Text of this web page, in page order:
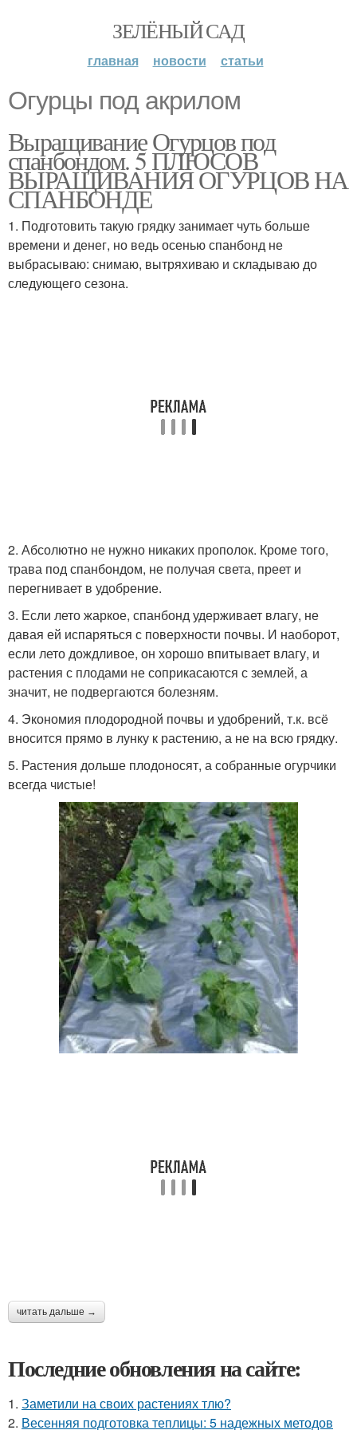
ЗЕЛЁНЫЙ САД
главная новости статьи
Огурцы под акрилом
Выращивание Огурцов под
спанбондом. 5 ПЛЮСОВ
ВЫРАЩИВАНИЯ ОГУРЦОВ НА
СПАНБОНДЕ
1. Подготовить такую грядку занимает чуть больше
времени и денег, но ведь осенью спанбонд не
выбрасываю: снимаю, вытряхиваю и складываю до
следующего сезона.
2. Абсолютно не нужно никаких прополок. Кроме того,
трава под спанбондом, не получая света, преет и
перегнивает в удобрение.
3. Если лето жаркое, спанбонд удерживает влагу, не
давая ей испаряться с поверхности почвы. И наоборот,
если лето дождливое, он хорошо впитывает влагу, и
растения с плодами не соприкасаются с землей, а
значит, не подвергаются болезням.
4. Экономия плодородной почвы и удобрений, т.к. всё
вносится прямо в лунку к растению, а не на всю грядку.
5. Растения дольше плодоносят, а собранные огурчики
всегда чистые!
читать дальше →
Последние обновления на сайте:
1. Заметили на своих растениях тлю?
2. Весенняя подготовка теплицы: 5 надежных методов